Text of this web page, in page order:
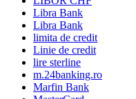
Libra Bank
Libra Bank
limita de credit
Linie de credit
lire sterline
m.24banking.ro
Marfin Bank